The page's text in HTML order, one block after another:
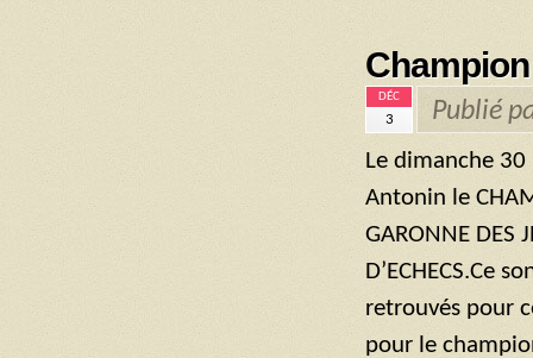
DÉC
3 Publié
Le dimanche
Antonin le
GARONNE DES
D’ECHECS.Ce
retrouvés pour
pour le